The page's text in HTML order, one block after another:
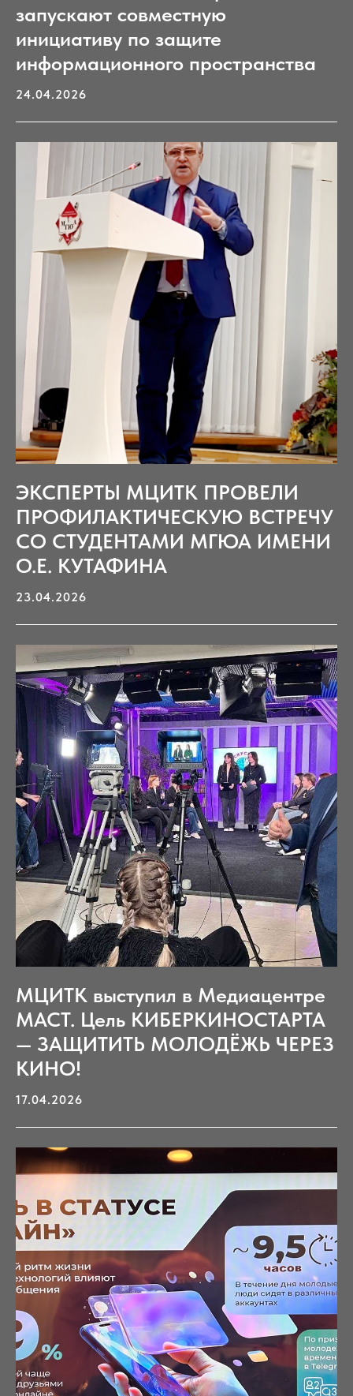
запускают совместную
инициативу по защите
информационного пространства
24.04.2026
ЭКСПЕРТЫ МЦИТК ПРОВЕЛИ
ПРОФИЛАКТИЧЕСКУЮ ВСТРЕЧУ
СО СТУДЕНТАМИ МГЮА ИМЕНИ
О.Е. КУТАФИНА
23.04.2026
МЦИТК выступил в Медиацентре
МАСТ. Цель КИБЕРКИНОСТАРТА
— ЗАЩИТИТЬ МОЛОДЁЖЬ ЧЕРЕЗ
КИНО!
17.04.2026